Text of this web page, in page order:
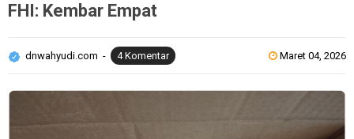
FHI: Kembar Empat
dnwahyudi.com Maret 04, 2026
4 Komentar